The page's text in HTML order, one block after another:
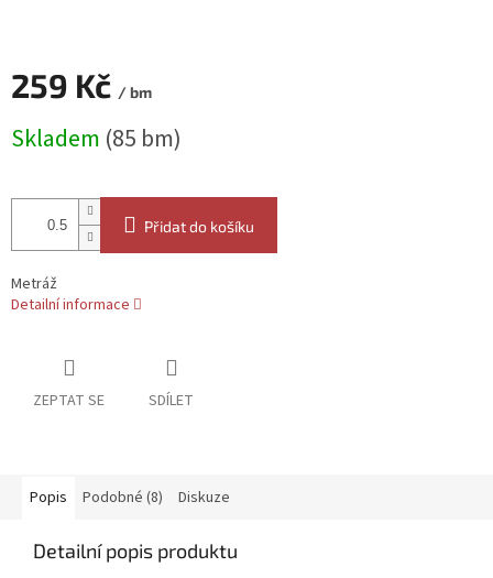
259 Kč / bm
cena:
Skladem (85 bm)
Přidat do košíku
Metráž
Detailní informace
ZEPTAT SE SDÍLET
Popis Podobné (8) Diskuze
Detailní popis produktu